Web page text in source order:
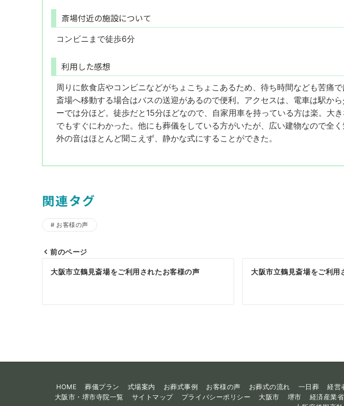
斎場付近の施設について
コンビニまで徒歩6分
利用した感想
周りに飲食店やコンビニなどがちょこちょこあるため、待ち時間なども苦痛
斎場へ移動する場合はバスの送迎があるので便利。アクセスは、電車は駅か
ーでは分ほど。徒歩だと15分ほどなので、自家用車を持っている方は楽。大
でもすぐにわかった。他にも葬儀をしている方がいたが、広い建物なので全く
外の音はほとんど聞こえず、静かな式にすることができた。
関連タグ
お客様の声
投
ナ
前のページ
大阪市立鶴見斎場をご利用されたお客様の声 大阪市立鶴見斎場をご利用
HOME 葬儀プラン 式場案内 お葬式事例 お客様の声 お葬式の流れ 一日葬 経営
大阪市・堺市寺院一覧
サイトマップ プライバシーポリシー 大阪市 堺市 経済産業省